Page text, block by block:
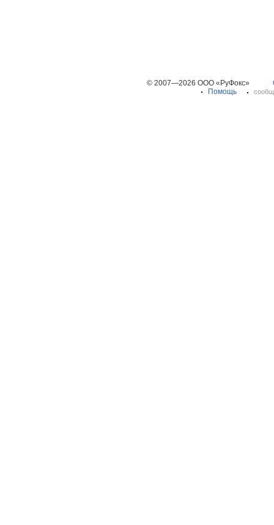
© 2007—2026 ООО «РуФокс»
Помощь